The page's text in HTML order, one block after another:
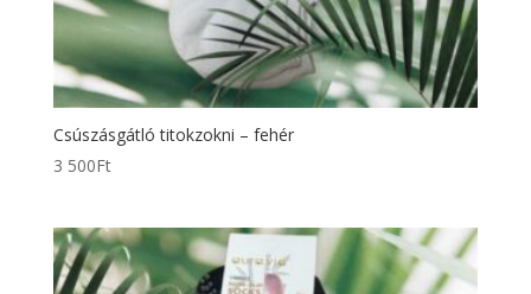
Csúszásgátló titokzokni – fehér
3 500Ft